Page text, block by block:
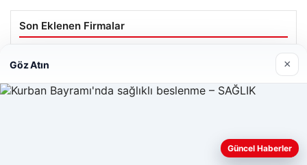
Son Eklenen Firmalar
Web sitemizi nasıl kullandığınızı daha iyi anlayabilmek,
deneyiminizi kişiselleştirmek ve geliştirmek amacıyla çerezler
Göz Atın ×
Güncel Haberler